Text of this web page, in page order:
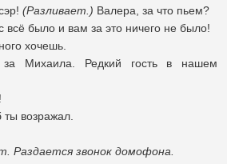
(Разливает.) Валера, за что пьем?
всё было и вам за это ничего не было!
хочешь.
за Михаила. Редкий гость в нашем
ты возражал.
Раздается звонок домофона.